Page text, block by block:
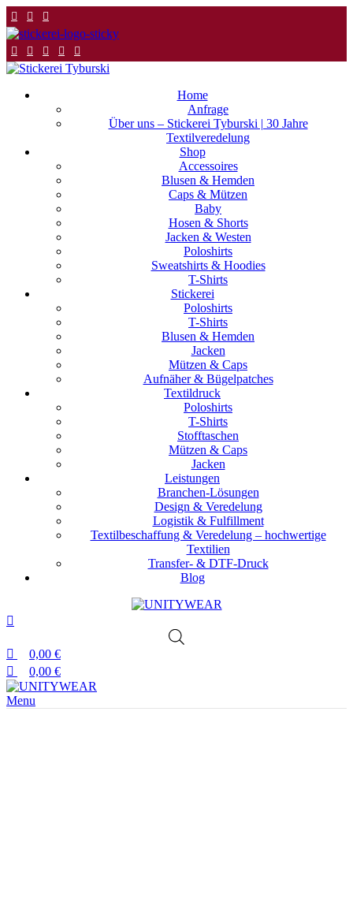
Home
Anfrage
Über uns – Stickerei Tyburski | 30 Jahre
Textilveredelung
Shop
Accessoires
Blusen & Hemden
Caps & Mützen
Baby
Hosen & Shorts
Jacken & Westen
Poloshirts
Sweatshirts & Hoodies
T-Shirts
Stickerei
Poloshirts
T-Shirts
Blusen & Hemden
Jacken
Mützen & Caps
Aufnäher & Bügelpatches
Textildruck
Poloshirts
T-Shirts
Stofftaschen
Mützen & Caps
Jacken
Leistungen
Branchen-Lösungen
Design & Veredelung
Logistik & Fulfillment
Textilbeschaffung & Veredelung – hochwertige
Textilien
Transfer- & DTF-Druck
Blog
0,00 €
0,00 €
Menu